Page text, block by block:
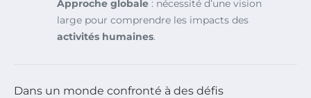
Approche globale : nécessité d’une vision
large pour comprendre les impacts des
activités humaines.
Dans un monde confronté à des défis